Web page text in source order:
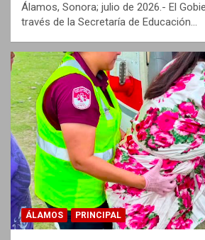
Álamos, Sonora; julio de 2026.- El
través de la Secretaría de Educación…
ÁLAMOS PRINCIPAL